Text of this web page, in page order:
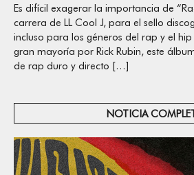
Es difícil exagerar la importancia de
carrera de LL Cool J, para el sello
incluso para los géneros del rap y el
gran mayoría por Rick Rubin, este
de rap duro y directo […]
NOTICIA